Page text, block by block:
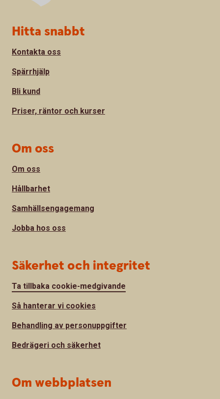
Sidfot
Hitta snabbt
Kontakta oss
Spärrhjälp
Bli kund
Priser, räntor och kurser
Om oss
Om oss
Hållbarhet
Samhällsengagemang
Jobba hos oss
Säkerhet och integritet
Ta tillbaka cookie-medgivande
Så hanterar vi cookies
Behandling av personuppgifter
Bedrägeri och säkerhet
Om webbplatsen